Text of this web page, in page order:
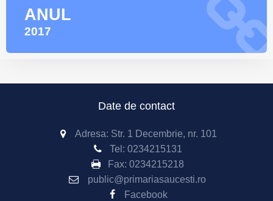
ANUL
2017
Date de contact
Adresa: Str. 1 Decembrie, nr. 101
Tel: 0234215131
Fax: 0234215218
public@primariasaucesti.ro
Facebook